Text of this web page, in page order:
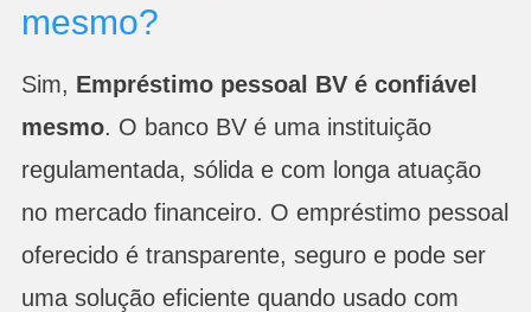
mesmo?
Sim, Empréstimo pessoal BV é confiável
mesmo. O banco BV é uma instituição
regulamentada, sólida e com longa atuação
no mercado financeiro. O empréstimo pessoal
oferecido é transparente, seguro e pode ser
uma solução eficiente quando usado com